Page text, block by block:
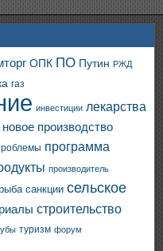
ОПК ПО Путин РЖД
газ
инвестиции лекарства
новое производство
программа
производитель
санкции сельское
строительство
туризм форум